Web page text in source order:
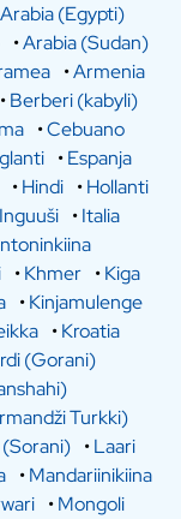
Arabia (Egypti)
•Arabia (Sudan)
•Armenia
•Berberi (kabyli)
•Cebuano
•Espanja
•Hindi •Hollanti
Inguuši •Italia
•Khmer •Kiga
•Kinjamulenge
•Kroatia
(Gorani)
Turkki)
(Sorani) •Laari
•Mandariinikiina
•Mongoli